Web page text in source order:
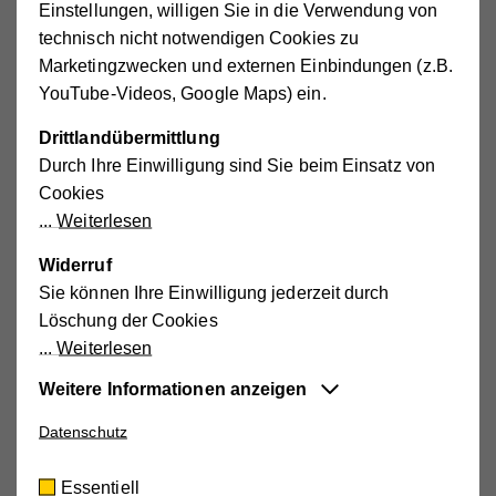
Ferienbetreuung für Firmen, die ihre Mitarbeiterinnen
und Mitarbeiter vor allem in der Ferienzeit bei der
Vereinbarkeit von Familie und Beruf unterstützen
direkt bei den Unternehmen. Alter: 3 bis 12 Jahre.
www.hilfswerk.at/wien/kinder/kinder-
jugend/betriebliche-kinderbetreuung/
Informationen zum Wiener Hilfswerk:
www.hilfswerk.at/wien/
Oberösterreich
Flexible Sommerkinderbetreuung an rund 90
viele Aktivitäten
Einstellungen, willigen Sie in die Verwendung von
technisch nicht notwendigen Cookies zu
Marketingzwecken und externen Einbindungen (z.B.
YouTube-Videos, Google Maps) ein.
Drittlandübermittlung
Durch Ihre Einwilligung sind Sie beim Einsatz von
Cookies
Weiterlesen
Widerruf
Sie können Ihre Einwilligung jederzeit durch
Löschung der Cookies
Weiterlesen
Essentiell
Weitere Informationen anzeigen
Datenschutz
Essentiell